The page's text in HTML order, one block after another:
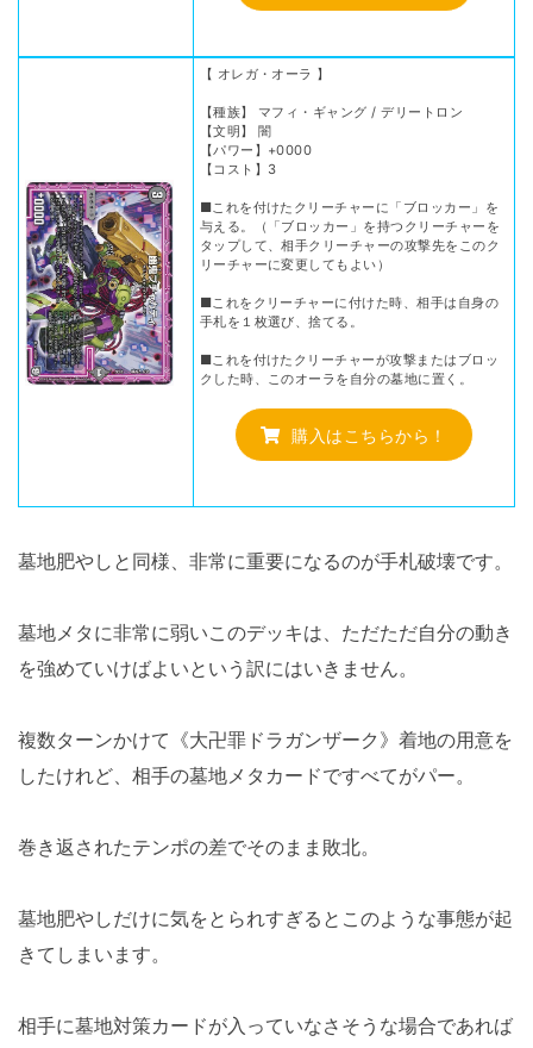
【 オレガ・オーラ 】
【種族】 マフィ・ギャング / デリートロン
【文明】 闇
【パワー】+0000
【コスト】3
■これを付けたクリーチャーに「ブロッカー」を
与える。（「ブロッカー」を持つクリーチャーを
タップして、相手クリーチャーの攻撃先をこのク
リーチャーに変更してもよい）
■これをクリーチャーに付けた時、相手は自身の
手札を１枚選び、捨てる。
■これを付けたクリーチャーが攻撃またはブロッ
クした時、このオーラを自分の墓地に置く。
購入はこちらから！
墓地肥やしと同様、非常に重要になるのが手札破壊です。
墓地メタに非常に弱いこのデッキは、ただただ自分の動き
を強めていけばよいという訳にはいきません。
複数ターンかけて《大卍罪ドラガンザーク》着地の用意を
したけれど、相手の墓地メタカードですべてがパー。
巻き返されたテンポの差でそのまま敗北。
墓地肥やしだけに気をとられすぎるとこのような事態が起
きてしまいます。
相手に墓地対策カードが入っていなさそうな場合であれば